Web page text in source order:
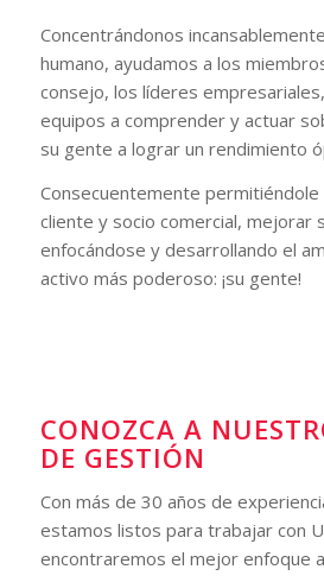
Concentrándonos
humano, ayudamos a los
consejo, los líderes
equipos a comprender y actuar
su gente a lograr un rendimiento
Consecuentemente
cliente y socio comercial, mejorar
enfocándose y desarrollando el
activo más poderoso: ¡su gente!
CONOZCA A
DE GESTIÓN
Con más de 30 años de
estamos listos para trabajar con
encontraremos el mejor enfoque